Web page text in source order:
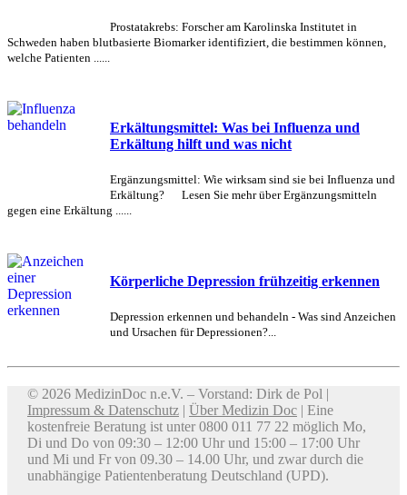
Prostatakrebs: Forscher am Karolinska Institutet in
Schweden haben blutbasierte Biomarker identifiziert, die bestimmen können,
welche Patienten ......
Erkältungsmittel: Was bei Influenza und
Erkältung hilft und was nicht
Ergänzungsmittel: Wie wirksam sind sie bei Influenza und
Erkältung? Lesen Sie mehr über Ergänzungsmitteln
gegen eine Erkältung ......
Körperliche Depression frühzeitig erkennen
Depression erkennen und behandeln - Was sind Anzeichen
und Ursachen für Depressionen?...
© 2026 MedizinDoc n.e.V. – Vorstand: Dirk de Pol |
Impressum & Datenschutz | Über Medizin Doc | Eine
kostenfreie Beratung ist unter 0800 011 77 22 möglich Mo,
Di und Do von 09:30 – 12:00 Uhr und 15:00 – 17:00 Uhr
und Mi und Fr von 09.30 – 14.00 Uhr, und zwar durch die
unabhängige Patientenberatung Deutschland (UPD).